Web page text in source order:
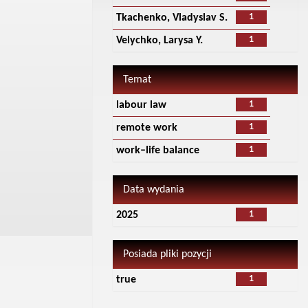
1
Tkachenko, Vladyslav S.
1
Velychko, Larysa Y.
Temat
1
labour law
1
remote work
1
work–life balance
Data wydania
1
2025
Posiada pliki pozycji
1
true